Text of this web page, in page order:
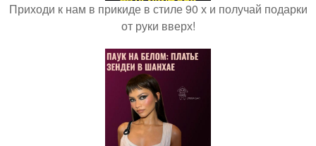
Приходи к нам в прикиде в стиле 90 х и получай подарки
от руки вверх!